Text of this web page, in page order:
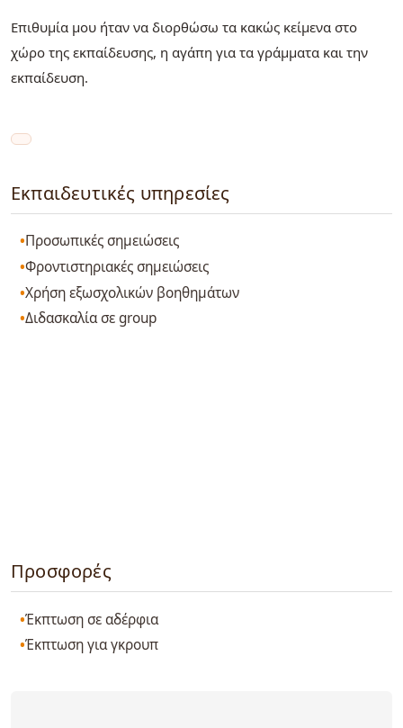
Επιθυμία μου ήταν να διορθώσω τα κακώς κείμενα στο
χώρο της εκπαίδευσης, η αγάπη για τα γράμματα και την
εκπαίδευση.
Εκπαιδευτικές υπηρεσίες
Προσωπικές σημειώσεις
Φροντιστηριακές σημειώσεις
Χρήση εξωσχολικών βοηθημάτων
Διδασκαλία σε group
Προσφορές
Έκπτωση σε αδέρφια
Έκπτωση για γκρουπ